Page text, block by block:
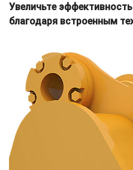
Увеличьте
благодаря встроенным